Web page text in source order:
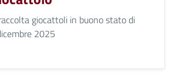
giocattoli in buono stato di
2025